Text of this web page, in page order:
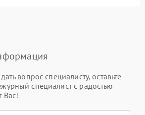
вопрос специалисту, оставьте
специалист с радостью
Вас!